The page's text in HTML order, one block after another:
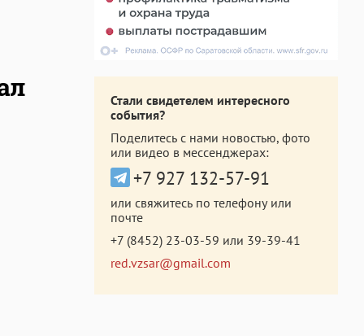
Стали свидетелем интересного
события?
Поделитесь с нами новостью, фото
или видео в мессенджерах:
+7 927 132-57-91
или свяжитесь по телефону или
почте
+7 (8452) 23-03-59 или 39-39-41
red.vzsar@gmail.com